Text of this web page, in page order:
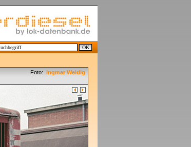
Foto: Ingmar Weidig